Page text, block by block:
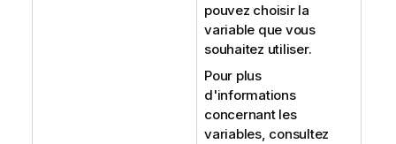
pouvez choisir la
variable que vous
souhaitez utiliser.
Pour plus
d'informations
concernant les
variables, consultez